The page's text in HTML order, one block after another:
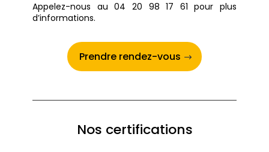
Appelez-nous au 04 20 98 17 61 pour plus
d’informations.
Prendre rendez-vous
Nos certifications